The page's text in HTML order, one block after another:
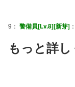
9： 警備員[Lv.8][新芽]
もっと詳